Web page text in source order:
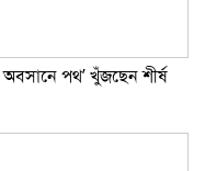
অবসানে পথ’ খুঁজছেন শীর্ষ